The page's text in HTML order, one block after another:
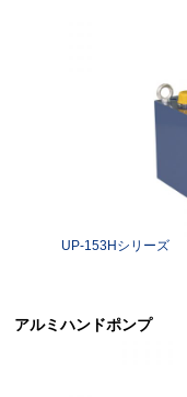
UP-153Hシリーズ
アルミハンドポンプ